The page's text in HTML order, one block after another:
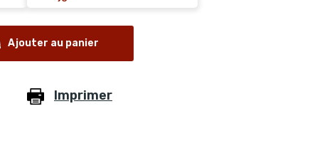
Ajouter au panier
Imprimer